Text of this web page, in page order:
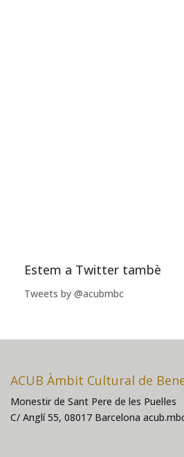
Estem a Twitter tambè
Tweets by @acubmbc
ACUB Àmbit Cultural de
Monestir de Sant Pere de les Puel·les
C/ Anglí 55, 08017 Barcelona